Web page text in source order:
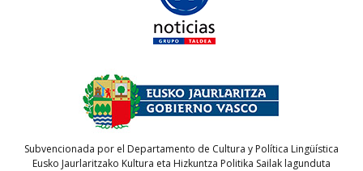
Subvencionada por el Departamento de Cultura y Política Lingüística
Eusko Jaurlaritzako Kultura eta Hizkuntza Politika Sailak lagunduta